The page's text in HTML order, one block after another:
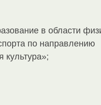
в области
по направлению
культура»;